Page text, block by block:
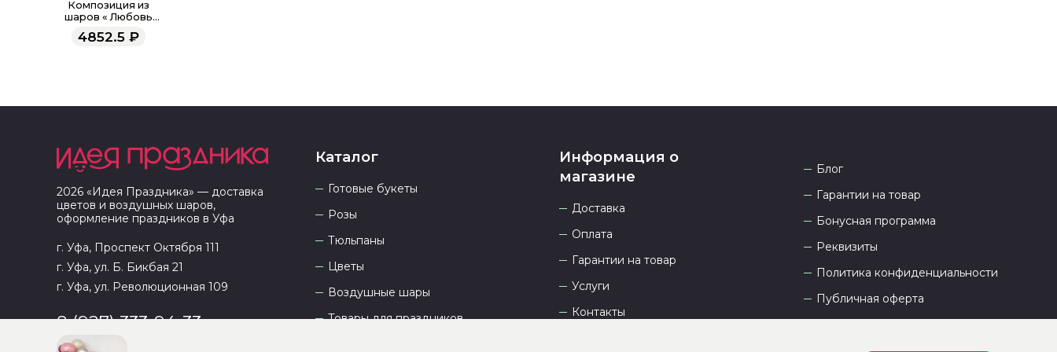
Композиция из
шаров « Любовь
похожая на сон»
4852.5 ₽
2026 «Идея Праздника» — доставка
цветов и воздушных шаров,
оформление праздников в Уфа
г. Уфа, Проспект Октября 111
г. Уфа, ул. Б. Бикбая 21
г. Уфа, ул. Революционная 109
8 (927) 333-94-33
Каталог
Готовые букеты
Розы
Тюльпаны
Цветы
Воздушные шары
Товары для праздников
Информация о
магазине
Доставка
Оплата
Гарантии на товар
Услуги
Контакты
Блог
Гарантии на товар
Бонусная программа
Реквизиты
Политика конфиденциальности
Публичная оферта